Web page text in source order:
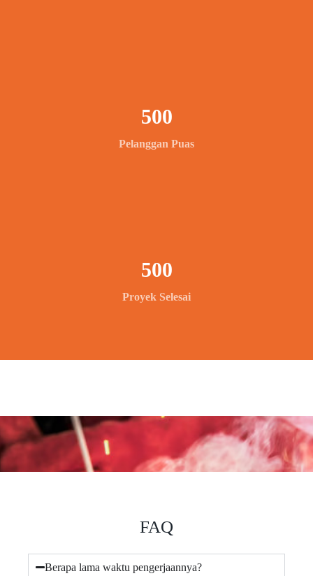
Pelanggan Puas
500
Proyek Selesai
500
FAQ
Berapa lama waktu pengerjaannya?